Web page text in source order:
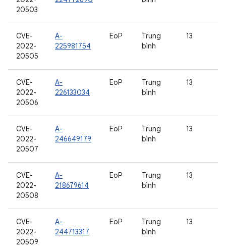
20503
CVE-
2022-
20505
A-
225981754
EoP
Trung
bình
13
CVE-
2022-
20506
A-
226133034
EoP
Trung
bình
13
CVE-
2022-
20507
A-
246649179
EoP
Trung
bình
13
CVE-
2022-
20508
A-
218679614
EoP
Trung
bình
13
CVE-
2022-
20509
A-
244713317
EoP
Trung
bình
13